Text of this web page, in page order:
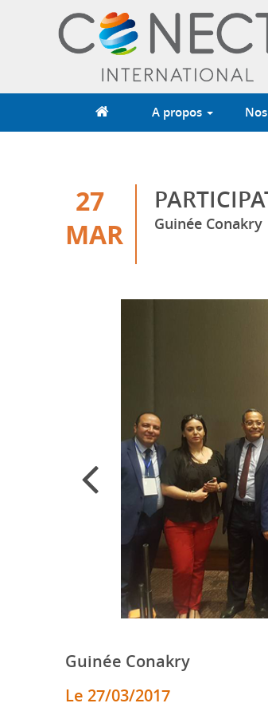
A propos
27
MAR
Guinée Conakry
Guinée Conakry
Le 27/03/2017